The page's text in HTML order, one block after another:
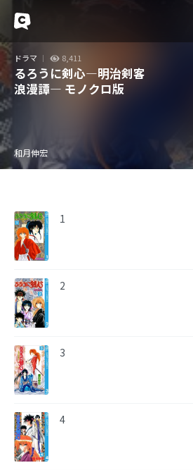
ドラマ 8,411
るろうに剣心―明治剣客
浪漫譚― モノクロ版
和月伸宏
1
2
3
4